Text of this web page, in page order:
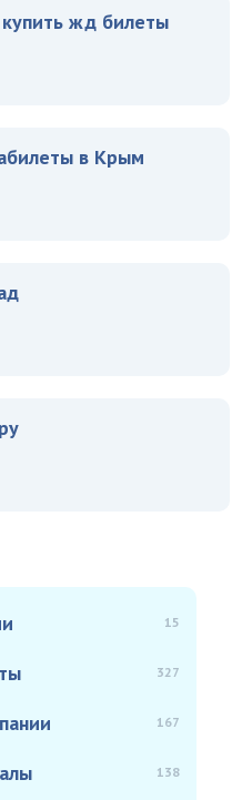
жд билеты
в Крым
15
327
167
138